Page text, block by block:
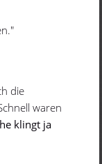
die
waren
klingt ja